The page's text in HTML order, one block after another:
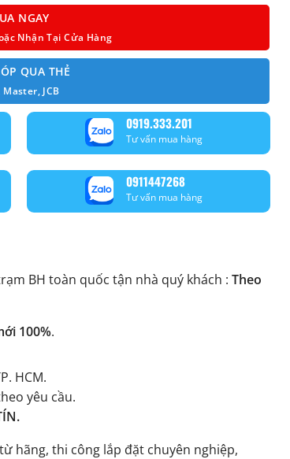
NGAY
Nhận Tại Cửa Hàng
QUA THẺ
Master, JCB
0919.333.201
Tư vấn mua hàng
0911447268
Tư vấn mua hàng
BH toàn quốc tận nhà quý khách : Theo
100%.
HCM.
yêu cầu.
hãng, thi công lắp đặt chuyên nghiệp,